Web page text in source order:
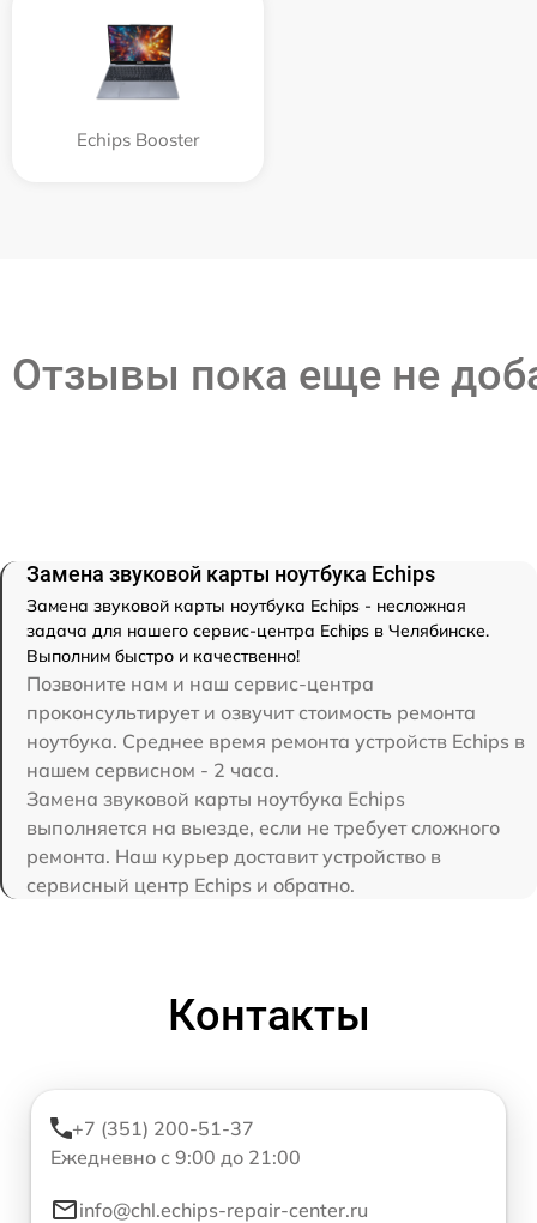
Echips Booster
Отзывы пока еще не
Замена звуковой карты ноутбука Echips
Замена звуковой карты ноутбука Echips - несложная
задача для нашего сервис-центра Echips в Челябинске.
Выполним быстро и качественно!
Позвоните нам и наш сервис-центра
проконсультирует и озвучит стоимость ремонта
ноутбука. Среднее время ремонта устройств Echips в
нашем сервисном - 2 часа.
Замена звуковой карты ноутбука Echips
выполняется на выезде, если не требует сложного
ремонта. Наш курьер доставит устройство в
сервисный центр Echips и обратно.
Контакты
+7 (351) 200-51-37
Ежедневно с 9:00 до 21:00
info@chl.echips-repair-center.ru